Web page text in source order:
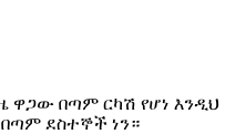
ዋጋው በጣም ርካሽ የሆነ እንዲህ
ደስተኞች ነን።